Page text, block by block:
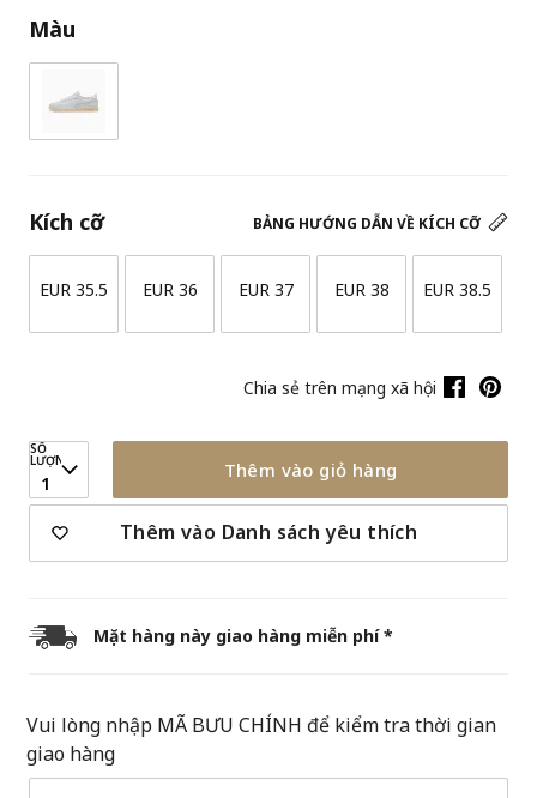
Màu
BẢNG HƯỚNG DẪN VỀ KÍCH CỠ
Kích cỡ
EUR 35.5 EUR 36 EUR 37 EUR 38 EUR 38.5
Chia sẻ trên mạng xã hội
SỐ
LƯỢNG
1
Thêm vào giỏ hàng
Thêm vào Danh sách yêu thích
Mặt hàng này giao hàng miễn phí *
Vui lòng nhập MÃ BƯU CHÍNH để kiểm tra thời gian
giao hàng